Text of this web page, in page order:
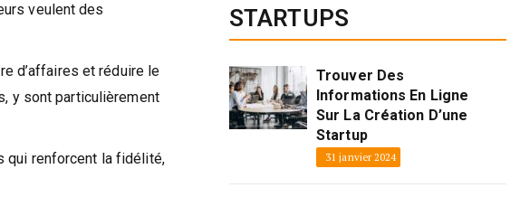
veulent des
d’affaires et réduire le
y sont particulièrement
qui renforcent la fidélité,
STARTUPS
Trouver Des
Informations En Ligne
Sur La Création D’une
Startup
31 janvier 2024